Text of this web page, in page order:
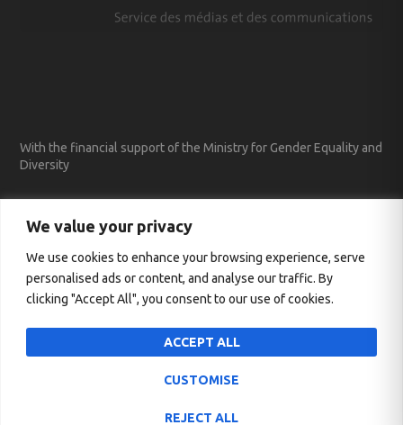
We value your privacy
We use cookies to enhance your browsing experience, serve
personalised ads or content, and analyse our traffic. By
clicking "Accept All", you consent to our use of cookies.
CUSTOMISE
REJECT ALL
ACCEPT ALL
With the financial support of the Ministry for Gender Equality and
Diversity